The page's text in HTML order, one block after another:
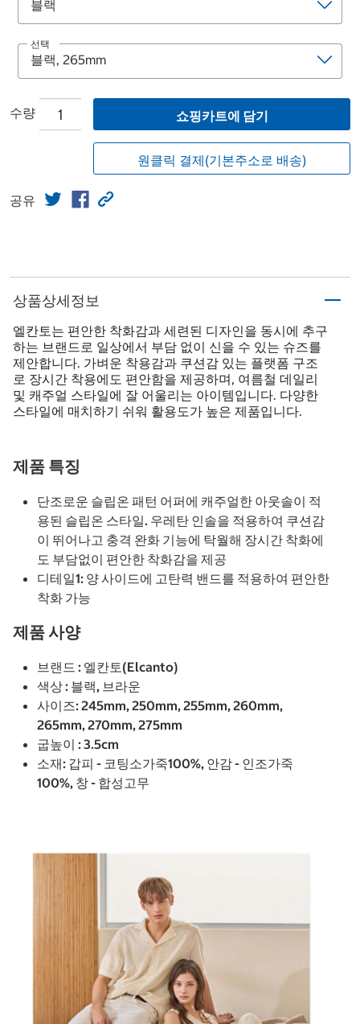
선택
수량 쇼핑카트에 담기
원클릭 결제(기본주소로 배송)
공유
상품상세정보
엘칸토는 편안한 착화감과 세련된 디자인을 동시에 추구
하는 브랜드로 일상에서 부담 없이 신을 수 있는 슈즈를
제안합니다. 가벼운 착용감과 쿠션감 있는 플랫폼 구조
로 장시간 착용에도 편안함을 제공하며, 여름철 데일리
및 캐주얼 스타일에 잘 어울리는 아이템입니다. 다양한
스타일에 매치하기 쉬워 활용도가 높은 제품입니다.
제품 특징
단조로운 슬립온 패턴 어퍼에 캐주얼한 아웃솔이 적
용된 슬립온 스타일. 우레탄 인솔을 적용하여 쿠션감
이 뛰어나고 충격 완화 기능에 탁월해 장시간 착화에
도 부담없이 편안한 착화감을 제공
디테일1: 양 사이드에 고탄력 밴드를 적용하여 편안한
착화 가능
제품 사양
브랜드 : 엘칸토(Elcanto)
색상 : 블랙, 브라운
사이즈: 245mm, 250mm, 255mm, 260mm,
265mm, 270mm, 275mm
굽높이 : 3.5cm
소재: 갑피 - 코팅소가죽100%, 안감 - 인조가죽
100%, 창 - 합성고무